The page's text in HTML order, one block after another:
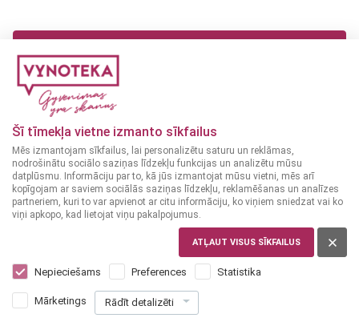
Šī tīmekļa vietne izmanto sīkfailus
Mēs izmantojam sīkfailus, lai personalizētu saturu un reklāmas,
nodrošinātu sociālo saziņas līdzekļu funkcijas un analizētu mūsu
datplūsmu. Informāciju par to, kā jūs izmantojat mūsu vietni, mēs arī
kopīgojam ar saviem sociālās saziņas līdzekļu, reklamēšanas un analīzes
partneriem, kuri to var apvienot ar citu informāciju, ko viņiem sniedzat vai ko
viņi apkopo, kad lietojat viņu pakalpojumus.
ATĻAUT VISUS SĪKFAILUS
Nepieciešams Preferences Statistika
Mārketings Rādīt detalizēti
Sardīnes
MAROKA
BANDI FOODS
Konservētas sardīnes
125 g
129€
PIEVIENOT
GROZAM